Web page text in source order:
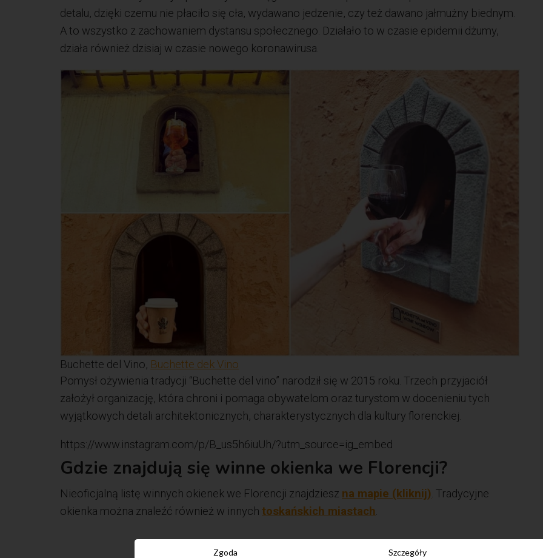
detalu, dzięki czemu nie płaciło się cła, wydawano jedzenie, czy też dawano jałmużny biednym.
A to wszystko z zachowaniem dystansu społecznego. Działało to w czasie epidemii dżumy,
działa również dzisiaj w czasie nowego koronawirusa.
Buchette del Vino, Buchette dek Vino
Pomysł ożywienia tradycji “Buchette del vino” narodził się w 2015 roku. Trzech przyjaciół
założył organizację, która chroni i pomaga obywatelom oraz turystom w docenieniu tych
wyjątkowych detali architektonicznych, charakterystycznych dla kultury florenckiej.
https://www.instagram.com/p/B_us5h6iuUh/?utm_source=ig_embed
Gdzie znajdują się winne okienka we Florencji?
Nieoficjalną listę winnych okienek we Florencji znajdziesz na mapie (kliknij) . Tradycyjne
okienka można znaleźć również w innychtoskańskich miastach
Zgoda Szczegóły